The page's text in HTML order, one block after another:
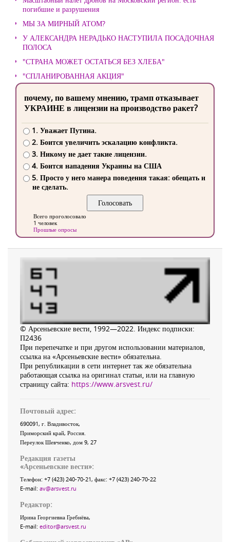
погибшие и разрушения
МЫ ЗА МИРНЫЙ АТОМ?
У АЛЕКСАНДРА НЕРАДЬКО НАСТУПИЛА ПОСАДОЧНАЯ
ПОЛОСА
"СТРАНА МОЖЕТ ОСТАТЬСЯ БЕЗ ХЛЕБА"
"СПЛАНИРОВАННАЯ АКЦИЯ"
почему, по вашему мнению, трамп отказывает
УКРАИНЕ в лицензии на производство ракет?
1. Уважает Путина.
2. Боится увеличить эскалацию конфликта.
3. Никому не дает такие лицензии.
4. Боится нападения Украины на США
5. Просто у него манера поведения такая: обещать и
не сделать.
Всего проголосовало
1 человек
Прошлые опросы
© Арсеньевские вести, 1992—2022. Индекс подписки:
П2436
При перепечатке и при другом использовании материалов,
ссылка на «Арсеньевские вести» обязательна.
При републикации в сети интернет так же обязательна
работающая ссылка на оригинал статьи, или на главную
страницу сайта: https://www.arsvest.ru/
Почтовый адрес:
690091, г. Владивосток,
Приморский край, Россия.
Переулок Шевченко, дом 9, 27
Редакция газеты
«Арсеньевские вести»:
Телефон: +7 (423) 240-70-21, факс: +7 (423) 240-70-22
E-mail: av@arsvest.ru
Редактор:
Ирина Георгиевна Гребнёва,
E-mail: editor@arsvest.ru